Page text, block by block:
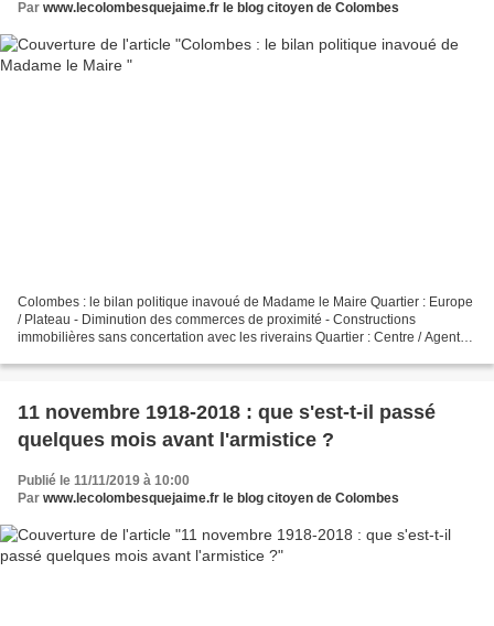
Par www.lecolombesquejaime.fr le blog citoyen de Colombes
Colombes : le bilan politique inavoué de Madame le Maire Quartier : Europe
/ Plateau - Diminution des commerces de proximité - Constructions
immobilières sans concertation avec les riverains Quartier : Centre / Agent
11 novembre 1918-2018 : que s'est-t-il passé
quelques mois avant l'armistice ?
Publié le 11/11/2019 à 10:00
Par www.lecolombesquejaime.fr le blog citoyen de Colombes